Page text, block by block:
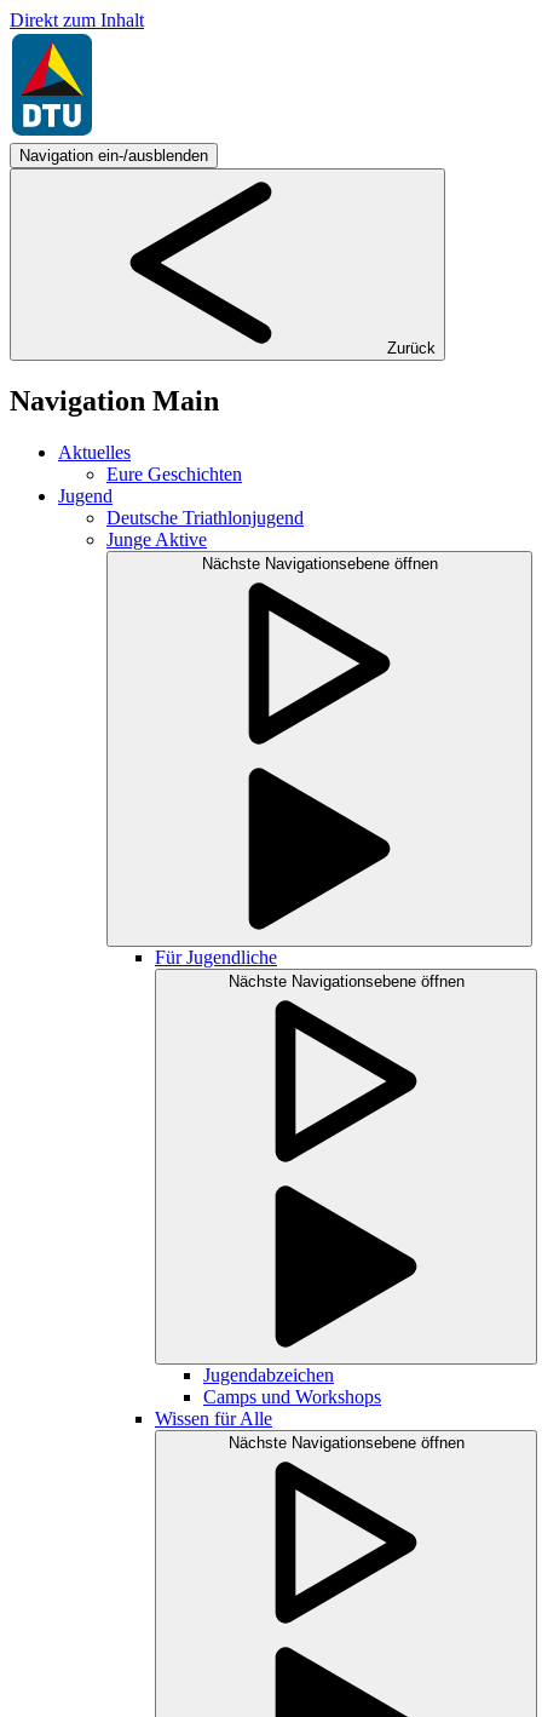
Direkt zum Inhalt
Navigation ein-/ausblenden
Zurück
Navigation Main
Aktuelles
Eure Geschichten
Jugend
Deutsche Triathlonjugend
Junge Aktive
Nächste Navigationsebene öffnen
Für Jugendliche
Nächste Navigationsebene öffnen
Jugendabzeichen
Camps und Workshops
Wissen für Alle
Nächste Navigationsebene öffnen